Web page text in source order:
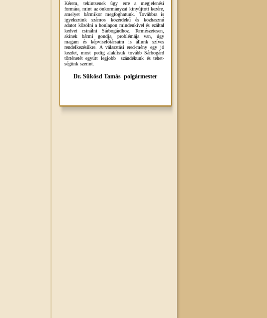
Kérem, tekintsenek úgy erre a megjelenési
formára, mint az önkormányzat kinyújtott kezére,
amelyet bármikor megfoghatunk. Továbbra is
igyekszünk számos közérdekű és közhasznú
adatot közölni a honlapon mindenkivel és ezáltal
kedvet csinálni Sárbogárdhoz. Természetesen,
akinek bármi gondja, problémája van, úgy
magam és képviselőtársaim is állunk szíves
rendelkezésükre. A választási ered-mény egy jó
kezdet, most pedig alakítsuk tovább Sárbogárd
történetét együtt legjobb szándékunk és tehet-
ségünk szerint.
Dr. Sükösd Tamás polgármester